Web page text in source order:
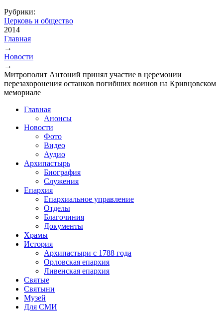
Рубрики:
Церковь и общество
2014
Вы здесь
Главная
→
Новости
→
Митрополит Антоний принял участие в церемонии
перезахоронения останков погибших воинов на Кривцовском
мемориале
Главная
Анонсы
Новости
Фото
Видео
Аудио
Архипастырь
Биография
Служения
Епархия
Епархиальное управление
Отделы
Благочиния
Документы
Храмы
История
Архипастыри с 1788 года
Орловская епархия
Ливенская епархия
Святые
Святыни
Музей
Для СМИ